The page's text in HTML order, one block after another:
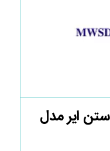
ایر مدل